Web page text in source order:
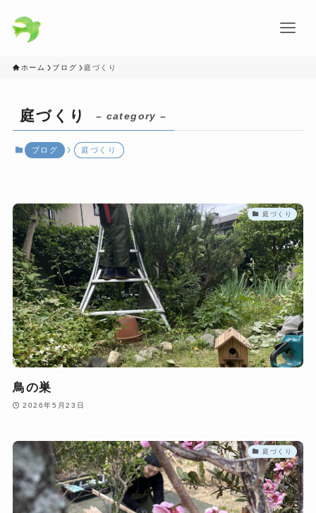
ホーム ブログ 庭づくり
庭づくり – category –
ブログ 庭づくり
庭づくり
鳥の巣
2026年5月23日
庭づくり